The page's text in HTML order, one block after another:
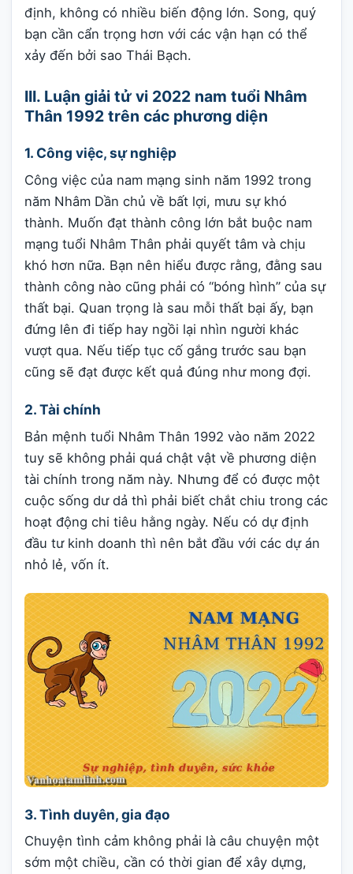
định, không có nhiều biến động lớn. Song, quý
bạn cần cẩn trọng hơn với các vận hạn có thể
xảy đến bởi sao Thái Bạch.
III. Luận giải tử vi 2022 nam tuổi Nhâm
Thân 1992 trên các phương diện
1. Công việc, sự nghiệp
Công việc của nam mạng sinh năm 1992 trong
năm Nhâm Dần chủ về bất lợi, mưu sự khó
thành. Muốn đạt thành công lớn bắt buộc nam
mạng tuổi Nhâm Thân phải quyết tâm và chịu
khó hơn nữa. Bạn nên hiểu được rằng, đằng sau
thành công nào cũng phải có “bóng hình” của sự
thất bại. Quan trọng là sau mỗi thất bại ấy, bạn
đứng lên đi tiếp hay ngồi lại nhìn người khác
vượt qua. Nếu tiếp tục cố gắng trước sau bạn
cũng sẽ đạt được kết quả đúng như mong đợi.
2. Tài chính
Bản mệnh tuổi Nhâm Thân 1992 vào năm 2022
tuy sẽ không phải quá chật vật về phương diện
tài chính trong năm này. Nhưng để có được một
cuộc sống dư dả thì phải biết chắt chiu trong các
hoạt động chi tiêu hằng ngày. Nếu có dự định
đầu tư kinh doanh thì nên bắt đầu với các dự án
nhỏ lẻ, vốn ít.
3. Tình duyên, gia đạo
Chuyện tình cảm không phải là câu chuyện một
sớm một chiều, cần có thời gian để xây dựng,